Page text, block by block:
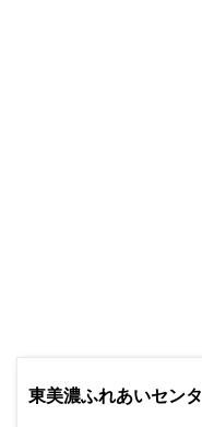
東美濃ふれあいセン